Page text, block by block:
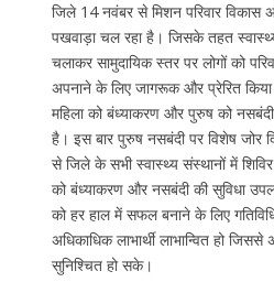
जिले 14 नवंबर से मिशन परिवार
पखवाड़ा चल रहा है। जिसके तहत स्वास्थ्य
चलाकर सामुदायिक स्तर पर लोगों को
अपनाने के लिए जागरूक और प्रेरित किया
महिला को बंध्याकरण और पुरुष को
है। इस बार पुरुष नसबंदी पर विशेष जोर
से जिले के सभी स्वास्थ्य संस्थानों में शिविर
को बंध्याकरण और नसबंदी की सुविधा
को हर हाल में सफल बनाने के लिए
अधिकाधिक लाभार्थी लाभान्वित हो
सुनिश्चित हो सके।